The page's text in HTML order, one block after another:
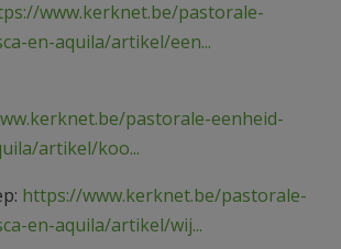
www.kerknet.be/pastorale-
en-aquila/artikel/een...
pastorale-eenheid-
artikel/koo...
https://www.kerknet.be/pastorale-
en-aquila/artikel/wij...